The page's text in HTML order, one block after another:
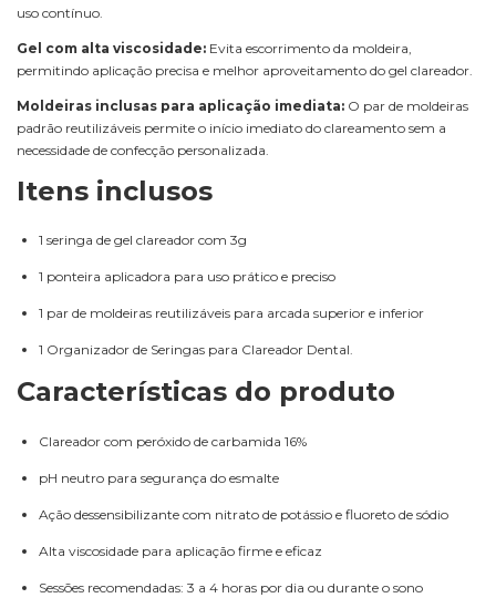
uso contínuo.
Gel com alta viscosidade: Evita escorrimento da moldeira,
permitindo aplicação precisa e melhor aproveitamento do gel clareador.
Moldeiras inclusas para aplicação imediata: O par de moldeiras
padrão reutilizáveis permite o início imediato do clareamento sem a
necessidade de confecção personalizada.
Itens inclusos
1 seringa de gel clareador com 3g
1 ponteira aplicadora para uso prático e preciso
1 par de moldeiras reutilizáveis para arcada superior e inferior
1 Organizador de Seringas para Clareador Dental.
Características do produto
Clareador com peróxido de carbamida 16%
pH neutro para segurança do esmalte
Ação dessensibilizante com nitrato de potássio e fluoreto de sódio
Alta viscosidade para aplicação firme e eficaz
Sessões recomendadas: 3 a 4 horas por dia ou durante o sono